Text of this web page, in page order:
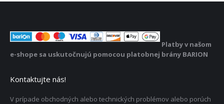
Platby v našom
e-shope sa uskutočnujú pomocou platobnej brány BARION
Kontaktujte nás!
V prípade obchodných alebo technických problémov alebo porúch